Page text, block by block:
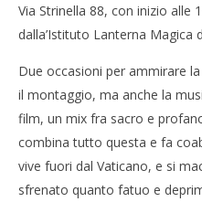
Via Strinella 88, con inizio alle
dalla’Istituto Lanterna Magica
Due occasioni per ammirare
il montaggio, ma anche la
film, un mix fra sacro e
combina tutto questa e fa
vive fuori dal Vaticano, e si
sfrenato quanto fatuo e